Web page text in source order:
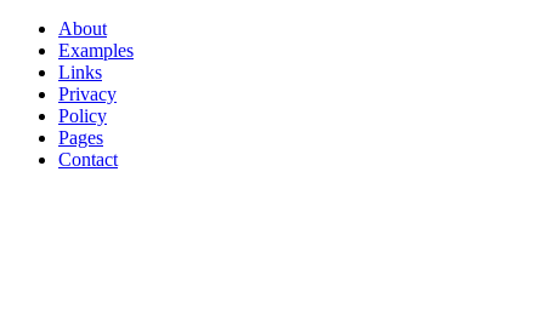
About
Examples
Links
Privacy
Policy
Pages
Contact